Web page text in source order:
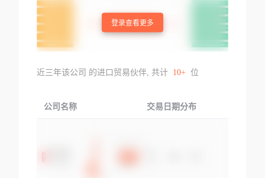
登录查看更多
近三年该公司 的进口贸易伙伴, 共计 10+ 位
公司名称 交易日期分布